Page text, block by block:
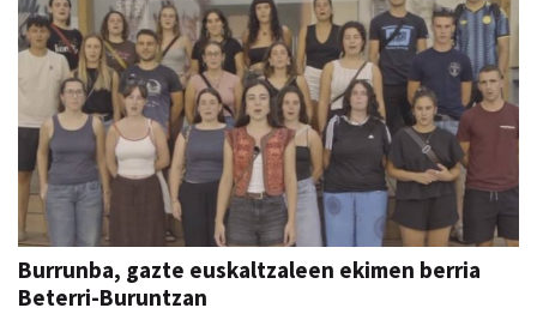
Burrunba, gazte euskaltzaleen ekimen berria
Beterri-Buruntzan